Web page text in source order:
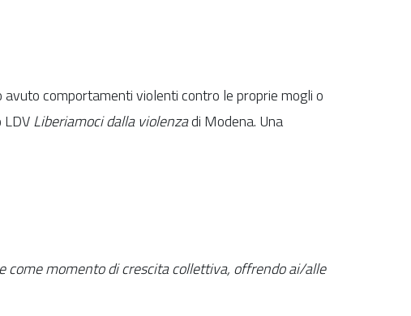
comportamenti violenti contro le proprie mogli o
LDVLiberiamoci dalla violenzadi Modena. Una
come momento di crescita collettiva, offrendo ai/alle